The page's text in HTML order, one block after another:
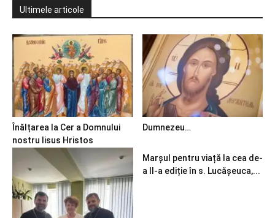
Ultimele articole
Înălțarea la Cer a Domnului
nostru Iisus Hristos
Dumnezeu…
Marșul pentru viață la cea de-
a II-a ediție în s. Lucășeuca,...